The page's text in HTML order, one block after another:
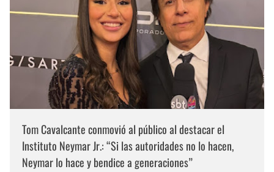
Tom Cavalcante conmovió al público al destacar el
Instituto Neymar Jr.: “Si las autoridades no lo hacen,
Neymar lo hace y bendice a generaciones”